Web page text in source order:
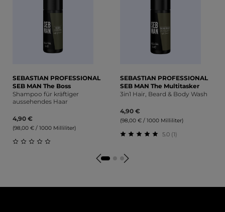
SEBASTIAN PROFESSIONAL
SEB MAN The Boss
Shampoo für kräftiger
aussehendes Haar
4,90 €
(98,00 € / 1000 Milliliter)
Durchschnittliche Bewertung von 0 von 5 Sternen
SEBASTIAN PROFESSIONAL
SEB MAN The Multitasker
3in1 Hair, Beard & Body Wash
4,90 €
(98,00 € / 1000 Milliliter)
5.0 (1)